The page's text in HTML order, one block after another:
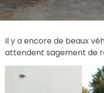
Il y a encore de beaux
attendent sagement de